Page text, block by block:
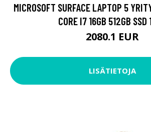
MICROSOFT SURFACE LAPTOP 5
CORE I7 16GB 512GB SSD
2080.1 EUR
LISÄTIETOJA